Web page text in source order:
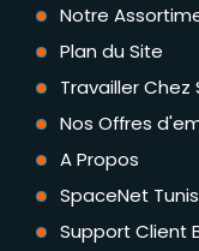
Notre
Plan du Site
Travailler
Nos Offres
A Propos
SpaceNet
Support Client